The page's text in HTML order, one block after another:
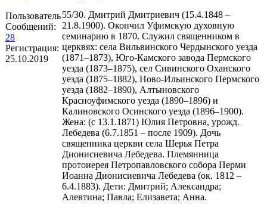
Пользователь
Сообщений:
28
Регистрация:
25.10.2019
55/30. Дмитрий Дмитриевич (15.4.1848 –
21.8.1900). Окончил Уфимскую духовную
семинарию в 1870. Служил священником в
церквях: села Вильвинского Чердынского уезда
(1871–1873), Юго-Камского завода Пермского
уезда (1873–1875), сел Сивинского Оханского
уезда (1875–1882), Ново-Ильинского Пермского
уезда (1882–1890), Алтыновского
Красноуфимского уезда (1890–1896) и
Калиновского Осинского уезда (1896–1900).
Жена: (с 13.1.1871) Юлия Петровна, урожд.
Лебедева (6.7.1851 – после 1909). Дочь
священника церкви села Шерья Петра
Дионисиевича Лебедева. Племянница
протоиерея Петропавловского собора Перми
Иоанна Дионисиевича Лебедева (ок. 1812 –
6.4.1883). Дети: Дмитрий; Александра;
Алевтина; Павла; Елизавета; Анна.